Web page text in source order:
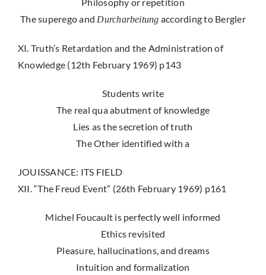
Philosophy or repetition
The superego and Durcharbeitung according to Bergler
XI. Truth’s Retardation and the Administration of
Knowledge (12th February 1969) p143
Students write
The real qua abutment of knowledge
Lies as the secretion of truth
The Other identified with a
JOUISSANCE: ITS FIELD
XII. “The Freud Event” (26th February 1969) p161
Michel Foucault is perfectly well informed
Ethics revisited
Pleasure, hallucinations, and dreams
Intuition and formalization